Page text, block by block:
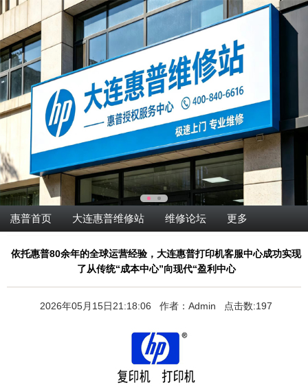
惠普首页 大连惠普维修站 维修论坛 更多
依托惠普80余年的全球运营经验，大连惠普打印机客服中心成功实现
了从传统“成本中心”向现代“盈利中心
2026年05月15日21:18:06 作者：Admin 点击数:197